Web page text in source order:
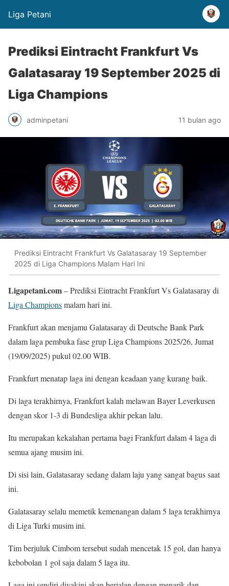
Liga Petani
Prediksi Eintracht Frankfurt Vs
Galatasaray 19 September 2025 di
Liga Champions
adminpetani 11 bulan ago
Prediksi Eintracht Frankfurt Vs Galatasaray 19 September
2025 di Liga Champions Malam Hari Ini
Ligapetani.com– Prediksi Eintracht Frankfurt Vs Galatasaray di
Liga Championsmalam hari ini.
Frankfurt akan menjamu Galatasaray di Deutsche Bank Park
dalam laga pembuka fase grup Liga Champions 2025/26, Jumat
(19/09/2025) pukul 02.00 WIB.
Frankfurt menatap laga ini dengan keadaan yang kurang baik.
Di laga terakhirnya, Frankfurt kalah melawan Bayer Leverkusen
dengan skor 1-3 di Bundesliga akhir pekan lalu.
Itu merupakan kekalahan pertama bagi Frankfurt dalam 4 laga di
semua ajang musim ini.
Di sisi lain, Galatasaray sedang dalam laju yang sangat bagus saat
ini.
Galatasaray selalu memetik kemenangan dalam 5 laga terakhirnya
di Liga Turki musim ini.
Tim berjuluk Cimbom tersebut sudah mencetak 15 gol, dan hanya
kebobolan 1 gol saja dalam 5 laga itu.